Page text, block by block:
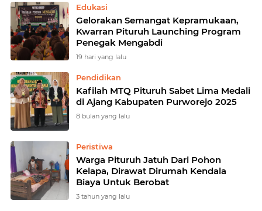
Edukasi
Gelorakan Semangat Kepramukaan,
Kwarran Pituruh Launching Program
Penegak Mengabdi
19 hari yang lalu
Pendidikan
Kafilah MTQ Pituruh Sabet Lima Medali
di Ajang Kabupaten Purworejo 2025
8 bulan yang lalu
Peristiwa
Warga Pituruh Jatuh Dari Pohon
Kelapa, Dirawat Dirumah Kendala
Biaya Untuk Berobat
3 tahun yang lalu